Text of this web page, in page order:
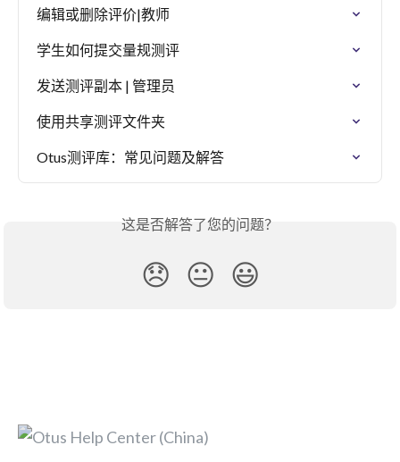
编辑或删除评价|教师
学生如何提交量规测评
发送测评副本 | 管理员
使用共享测评文件夹
Otus测评库：常见问题及解答
这是否解答了您的问题？
😞 😐 😃